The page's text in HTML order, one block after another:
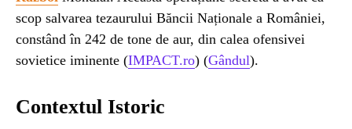
scop salvarea tezaurului Băncii Naționale a României,
constând în 242 de tone de aur, din calea ofensivei
sovietice iminente​ (IMPACT.ro)​​ (Gândul)​.
Contextul Istoric
APLICATIA